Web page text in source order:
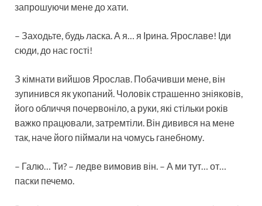
запрошуючи мене до хати.
– Заходьте, будь ласка. А я… я Ірина. Ярославе! Іди
сюди, до нас гості!
З кімнати вийшов Ярослав. Побачивши мене, він
зупинився як укопаний. Чоловік страшенно зніяковів,
його обличчя почервоніло, а руки, які стільки років
важко працювали, затремтіли. Він дивився на мене
так, наче його піймали на чомусь ганебному.
– Галю… Ти? – ледве вимовив він. – А ми тут… от…
паски печемо.